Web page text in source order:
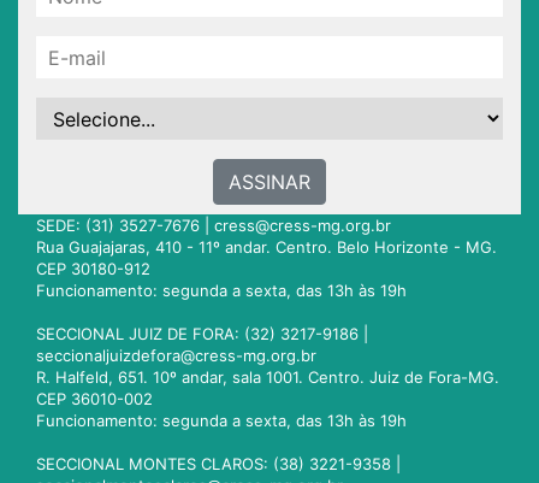
ASSINAR
SEDE: (31) 3527-7676 | cress@cress-mg.org.br
Rua Guajajaras, 410 - 11º andar. Centro. Belo Horizonte - MG.
CEP 30180-912
Funcionamento: segunda a sexta, das 13h às 19h
SECCIONAL JUIZ DE FORA: (32) 3217-9186 |
seccionaljuizdefora@cress-mg.org.br
R. Halfeld, 651. 10º andar, sala 1001. Centro. Juiz de Fora-MG.
CEP 36010-002
Funcionamento: segunda a sexta, das 13h às 19h
SECCIONAL MONTES CLAROS: (38) 3221-9358 |